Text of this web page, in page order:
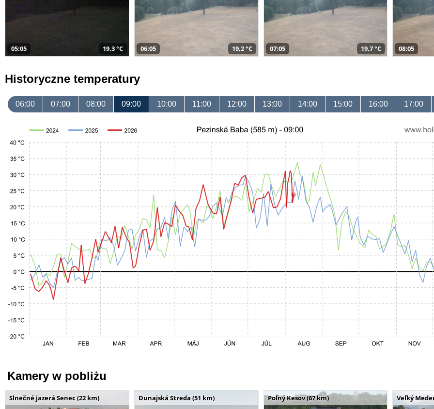
05:05 19,3 °C 06:05 19,2 °C 07:05 19,7 °C 08:05
Historyczne temperatury
06:00 07:00 08:00 09:00 10:00 11:00 12:00 13:00 14:00 15:00 16:00 17:00
Kamery w pobliżu
Slnečné jazerá Senec (22 km) Dunajská Streda (51 km) Poľný Kesov (67 km) Veľký